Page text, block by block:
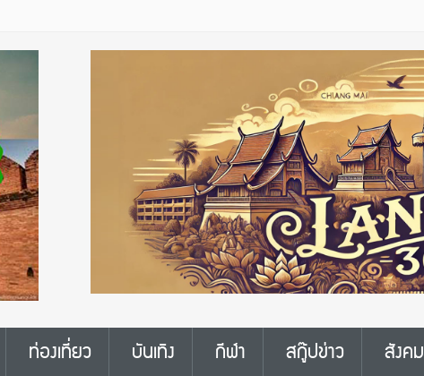
ท่องเที่ยว บันเทิง กีฬา สกู๊ปข่าว สังคม